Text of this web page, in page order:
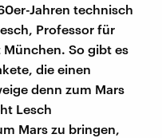
Jahren technisch
Professor für
So gibt es
die einen
denn zum Mars
Lesch
Mars zu bringen,